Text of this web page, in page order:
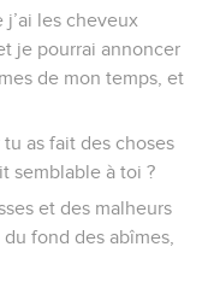
les cheveux
je pourrai annoncer
de mon temps, et
as fait des choses
semblable à toi ?
et des malheurs
fond des abîmes,